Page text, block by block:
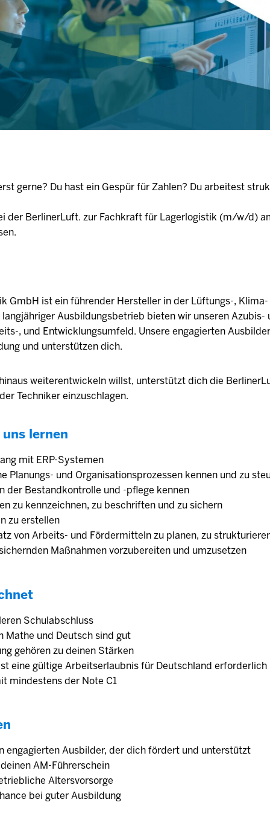
gerne? Du hast ein Gespür für Zahlen? Du arbeitest
der BerlinerLuft. zur Fachkraft für Lagerlogistik (m/w/d)
GmbH ist ein führender Hersteller in der Lüftungs-,
Ausbildungsbetrieb bieten wir unseren Azubis-
, und Entwicklungsumfeld. Unsere engagierten
und unterstützen dich.
weiterentwickeln willst, unterstützt dich die
Techniker einzuschlagen.
lernen
mit ERP-Systemen
Planungs- und Organi­sations­prozessen kennen und zu
der Bestand­kontrolle und -­pflege kennen
zu kenn­zeichnen, zu beschriften und zu sichern
zu erstellen
von Arbeits- und Förder­mitteln zu planen, zu
Maß­nahmen vorzubereiten und umzusetzen
Schulabschluss
Mathe und Deutsch sind gut
gehören zu deinen Stärken
eine gültige Arbeitserlaubnis für Deutschland erforderlich
mindestens der Note C1
engagierten Aus­bilder, der dich fördert und unter­stützt
AM-Führerschein
Alters­vorsorge
bei guter Ausbildung